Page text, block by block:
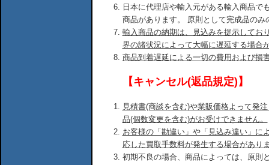
日本に代理店や輸入元がある輸入商品で
商品があります。 原則として完成品のみ
輸入商品の納期は、見込みを提示してお
界の諸状況によって大幅に遅延する場合
商品到着遅延による一切の費用および損
【キャンセル(返品規定)】
見積書(商談を含む)や業販価格よって発
品(個数変更を含む)がお受けできません。
お客様の「勘違い」や「見込み違い」に
応した買取手数料が発生する場合があり
初期不良の場合、商品によっては、原則